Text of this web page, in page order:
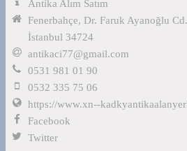
Antika Alım Satım
Fenerbahçe, Dr. Faruk Ayanoğlu
İstanbul 34724
antikaci77@gmail.com
0531 981 01 90
0532 335 75 06
https://www.xn--
Facebook
Twitter